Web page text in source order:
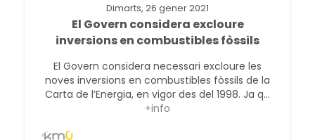
Dimarts, 26 gener 2021
El Govern considera excloure
inversions en combustibles fòssils
El Govern considera necessari excloure les
noves inversions en combustibles fòssils de la
Carta de l’Energia, en vigor des del 1998. Ja q...
+info